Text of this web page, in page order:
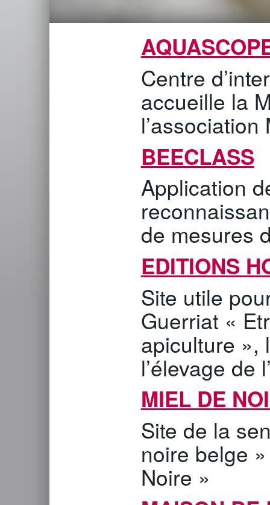
Centre
accueille la
l’association
BEECLASS
Application
de mesures
EDITIONS
Site utile
Guerriat «
apiculture »,
l’élevage de
MIEL DE
Site de la
noire belge
Noire »